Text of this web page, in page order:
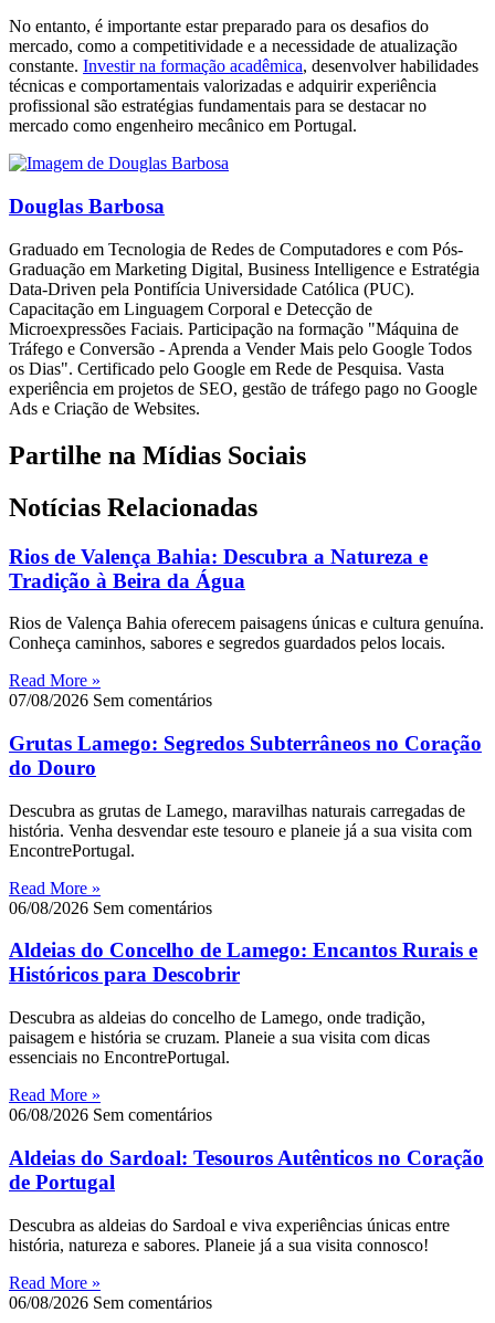
No entanto, é importante estar preparado para os desafios do
mercado, como a competitividade e a necessidade de atualização
constante. Investir na formação acadêmica, desenvolver habilidades
técnicas e comportamentais valorizadas e adquirir experiência
profissional são estratégias fundamentais para se destacar no
mercado como engenheiro mecânico em Portugal.
Douglas Barbosa
Graduado em Tecnologia de Redes de Computadores e com Pós-
Graduação em Marketing Digital, Business Intelligence e Estratégia
Data-Driven pela Pontifícia Universidade Católica (PUC).
Capacitação em Linguagem Corporal e Detecção de
Microexpressões Faciais. Participação na formação "Máquina de
Tráfego e Conversão - Aprenda a Vender Mais pelo Google Todos
os Dias". Certificado pelo Google em Rede de Pesquisa. Vasta
experiência em projetos de SEO, gestão de tráfego pago no Google
Ads e Criação de Websites.
Partilhe na Mídias Sociais
Notícias Relacionadas
Rios de Valença Bahia: Descubra a Natureza e
Tradição à Beira da Água
Rios de Valença Bahia oferecem paisagens únicas e cultura genuína.
Conheça caminhos, sabores e segredos guardados pelos locais.
Read More »
07/08/2026 Sem comentários
Grutas Lamego: Segredos Subterrâneos no Coração
do Douro
Descubra as grutas de Lamego, maravilhas naturais carregadas de
história. Venha desvendar este tesouro e planeie já a sua visita com
EncontrePortugal.
Read More »
06/08/2026 Sem comentários
Aldeias do Concelho de Lamego: Encantos Rurais e
Históricos para Descobrir
Descubra as aldeias do concelho de Lamego, onde tradição,
paisagem e história se cruzam. Planeie a sua visita com dicas
essenciais no EncontrePortugal.
Read More »
06/08/2026 Sem comentários
Aldeias do Sardoal: Tesouros Autênticos no Coração
de Portugal
Descubra as aldeias do Sardoal e viva experiências únicas entre
história, natureza e sabores. Planeie já a sua visita connosco!
Read More »
06/08/2026 Sem comentários